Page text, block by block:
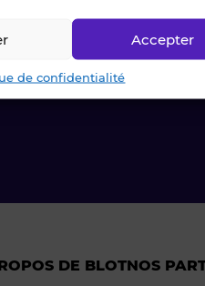
Accepter
de confidentialité
DE BLOTNOS